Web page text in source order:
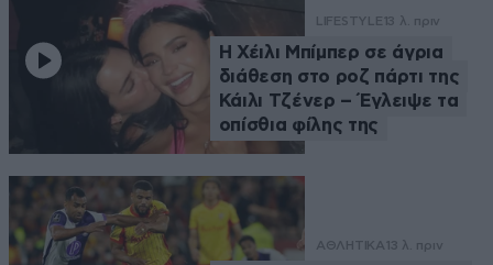
LIFESTYLE 13 λ. πριν
Η Χέιλι Μπίμπερ σε άγρια
διάθεση στο ροζ πάρτι της
Κάιλι Τζένερ – Έγλειψε τα
οπίσθια φίλης της
ΑΘΛΗΤΙΚΑ 13 λ. πριν